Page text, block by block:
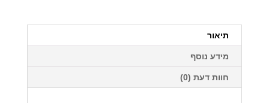
הדפסה
על
המוצר
תיאור
מידע נוסף
חוות דעת (0)